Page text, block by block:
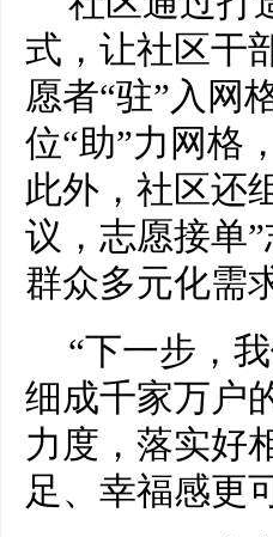
式，让社区干
愿者“驻”入网
位“助”力网格
此外，社区还
议，志愿接单
群众多元化需
“下一步，
细成千家万户
力度，落实好
足、幸福感更